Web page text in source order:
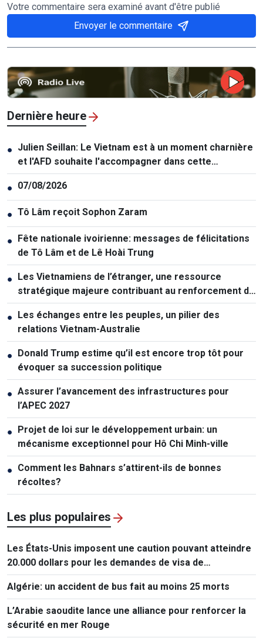
Votre commentaire sera examiné avant d'être publié
Envoyer le commentaire
Dernière heure
● Julien Seillan: Le Vietnam est à un moment charnière
et l'AFD souhaite l'accompagner dans cette
transition
● 07/08/2026
● Tô Lâm reçoit Sophon Zaram
● Fête nationale ivoirienne: messages de félicitations
de Tô Lâm et de Lê Hoài Trung
● Les Vietnamiens de l’étranger, une ressource
stratégique majeure contribuant au renforcement de
la puissance nationale
● Les échanges entre les peuples, un pilier des
relations Vietnam-Australie
● Donald Trump estime qu’il est encore trop tôt pour
évoquer sa succession politique
● Assurer l’avancement des infrastructures pour
l’APEC 2027
● Projet de loi sur le développement urbain: un
mécanisme exceptionnel pour Hô Chi Minh-ville
● Comment les Bahnars s’attirent-ils de bonnes
récoltes?
Les plus populaires
Les États-Unis imposent une caution pouvant atteindre
20.000 dollars pour les demandes de visa de
ressortissants de 50 pays
Algérie: un accident de bus fait au moins 25 morts
L’Arabie saoudite lance une alliance pour renforcer la
sécurité en mer Rouge